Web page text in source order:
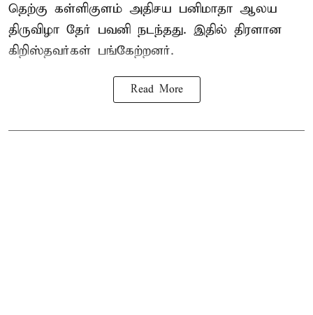
தெற்கு கள்ளிகுளம் அதிசய பனிமாதா ஆலய
திருவிழா தேர் பவனி நடந்தது. இதில் திரளான
கிறிஸ்தவர்கள் பங்கேற்றனர்.
Read More